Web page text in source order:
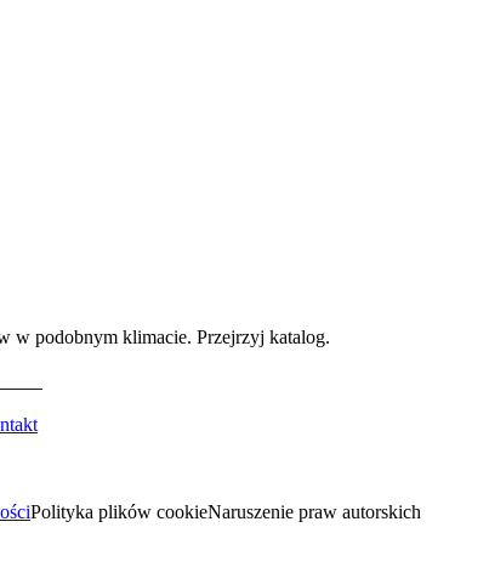
w podobnym klimacie. Przejrzyj katalog.
Polityka plików cookieNaruszenie praw autorskich